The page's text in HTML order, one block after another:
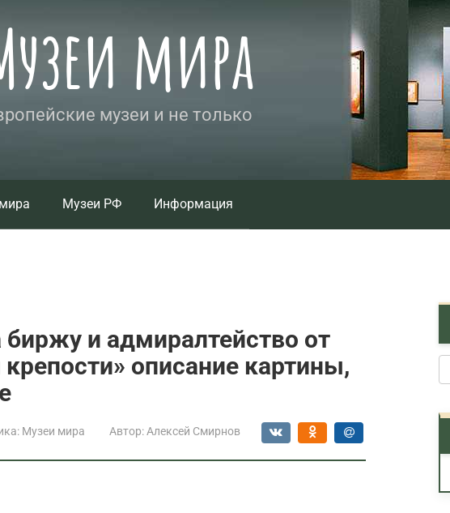
мира
музеи и не только
Музеи РФ Информация
биржу и адмиралтейство от
описание картины,
Музеи мира Автор: Алексей Смирнов